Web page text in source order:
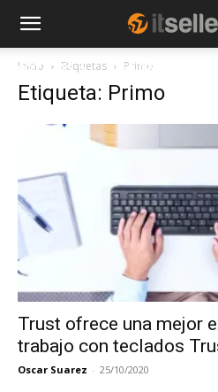
NOTICIAS TENDENCIAS
Inicio Etiquetas Primo
Etiqueta: Primo
Trust ofrece una mejor
trabajo con teclados
Oscar Suarez - 25/10/2020